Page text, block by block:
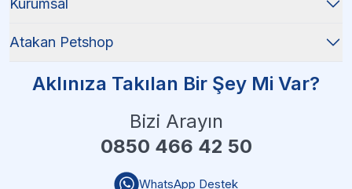
Kurumsal
Atakan Petshop
Aklınıza Takılan Bir Şey Mi Var?
Bizi Arayın
0850 466 42 50
WhatsApp Destek